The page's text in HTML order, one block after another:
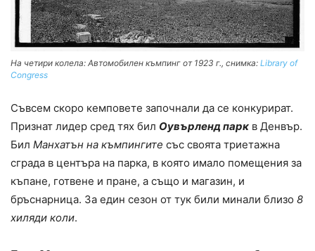
На четири колела: Автомобилен къмпинг от 1923 г., снимка: Library of
Congress
Съвсем скоро кемповете започнали да се конкурират.
Признат лидер сред тях бил Оувърленд парк в Денвър.
Бил Манхатън на къмпингите със своята триетажна
сграда в центъра на парка, в която имало помещения за
къпане, готвене и пране, а също и магазин, и
бръснарница. За един сезон от тук били минали близо 8
хиляди коли.